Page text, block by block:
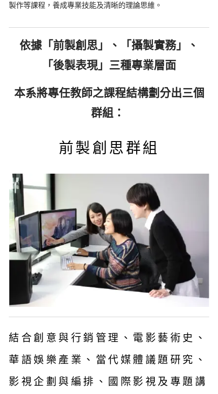
製作等課程，養成專業技能及清晰的理論思維。
依據「前製創思」、「攝製實務」、
「後製表現」三種專業層面
本系將專任教師之課程結構劃分出三個
群組：
前製創思群組
結合創意與行銷管理、電影藝術史、
華語娛樂產業、當代媒體議題研究、
影視企劃與編排、國際影視及專題講